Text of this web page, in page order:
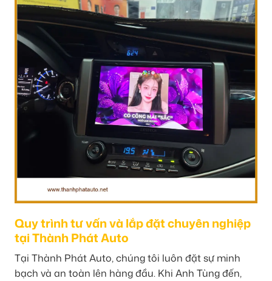
Quy trình tư vấn và lắp đặt chuyên nghiệp
tại Thành Phát Auto
Tại Thành Phát Auto, chúng tôi luôn đặt sự minh
bạch và an toàn lên hàng đầu. Khi Anh Tùng đến,